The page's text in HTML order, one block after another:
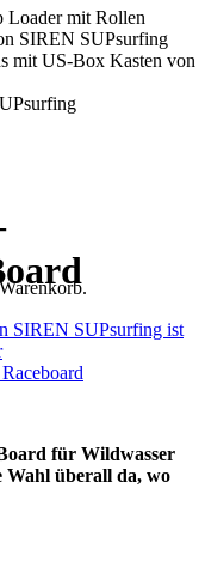
für Wildwasser
Wahl überall da, wo